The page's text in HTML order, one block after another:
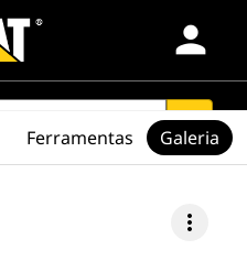
person
search
more_vert
Ferramentas Galeria